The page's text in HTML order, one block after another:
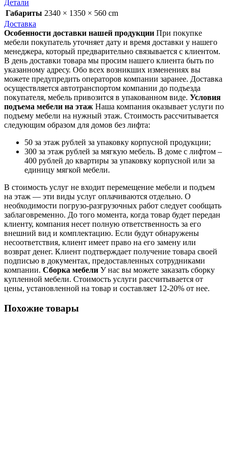
Детали
Габариты 2340 × 1350 × 560 cm
Доставка
Особенности доставки нашей продукции При покупке
мебели покупатель уточняет дату и время доставки у нашего
менеджера, который предварительно связывается с клиентом.
В день доставки товара мы просим нашего клиента быть по
указанному адресу. Обо всех возникших изменениях вы
можете предупредить операторов компании заранее. Доставка
осуществляется автотранспортом компании до подъезда
покупателя, мебель привозится в упакованном виде. Условия
подъема мебели на этаж Наша компания оказывает услуги по
подъему мебели на нужный этаж. Стоимость рассчитывается
следующим образом для домов без лифта:
50 за этаж рублей за упаковку корпусной продукции;
300 за этаж рублей за мягкую мебель. В доме с лифтом –
400 рублей до квартиры за упаковку корпусной или за
единицу мягкой мебели.
В стоимость услуг не входит перемещение мебели и подъем
на этаж — эти виды услуг оплачиваются отдельно. О
необходимости погрузо-разгрузочных работ следует сообщать
заблаговременно. До того момента, когда товар будет передан
клиенту, компания несет полную ответственность за его
внешний вид и комплектацию. Если будут обнаружены
несоответствия, клиент имеет право на его замену или
возврат денег. Клиент подтверждает получение товара своей
подписью в документах, предоставленных сотрудниками
компании. Сборка мебели У нас вы можете заказать сборку
купленной мебели. Стоимость услуги рассчитывается от
цены, установленной на товар и составляет 12-20% от нее.
Похожие товары